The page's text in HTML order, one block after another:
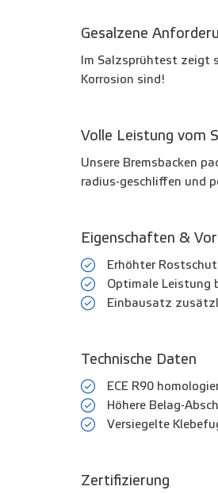
Gesalzene
Im Salzsprühtest zeigt
Korrosion sind!
Volle Leistung vom
Unsere Bremsbacken
radius-geschliffen und
Eigenschaften &
Erhöhter
Optimale Leistung
Einbausatz
Technische Daten
ECE R90
Höhere Belag-
Versiegelte
Zertifizierung